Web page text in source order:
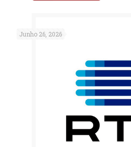
Junho 26, 2026